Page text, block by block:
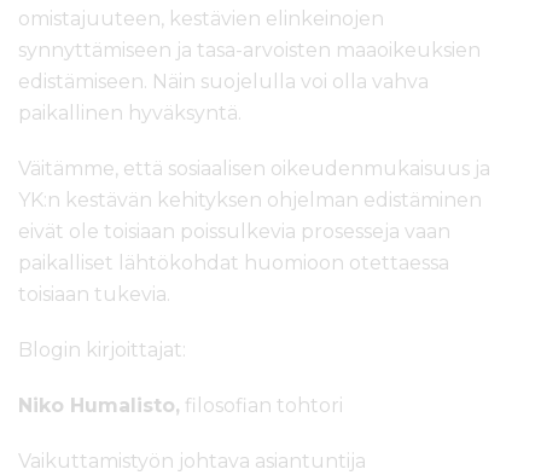
omistajuuteen, kestävien elinkeinojen
synnyttämiseen ja tasa-arvoisten maaoikeuksien
edistämiseen. Näin suojelulla voi olla vahva
paikallinen hyväksyntä.
Väitämme, että sosiaalisen oikeudenmukaisuus ja
YK:n kestävän kehityksen ohjelman edistäminen
eivät ole toisiaan poissulkevia prosesseja vaan
paikalliset lähtökohdat huomioon otettaessa
toisiaan tukevia.
Blogin kirjoittajat:
Niko Humalisto, filosofian tohtori
Vaikuttamistyön johtava asiantuntija